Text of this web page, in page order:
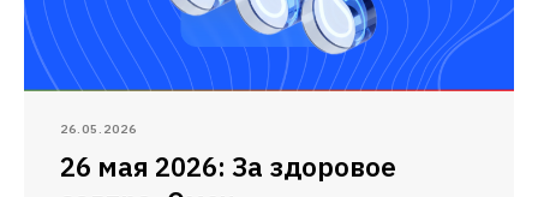
26.05.2026
26 мая 2026: За здоровое